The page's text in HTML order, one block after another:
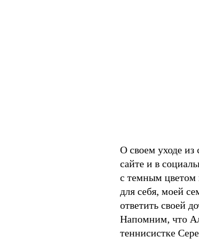
О своем уходе из
сайте и в
с темным цветом
для себя, моей
ответить своей
Напомним, что
теннисистке